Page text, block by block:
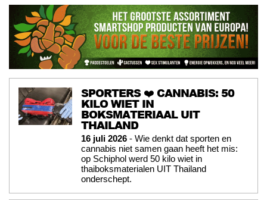
SPORTERS ❤️ CANNABIS: 50
KILO WIET IN
BOKSMATERIAAL UIT
THAILAND
16 juli 2026 - Wie denkt dat sporten en
cannabis niet samen gaan heeft het mis:
op Schiphol werd 50 kilo wiet in
thaiboksmaterialen UIT Thailand
onderschept.